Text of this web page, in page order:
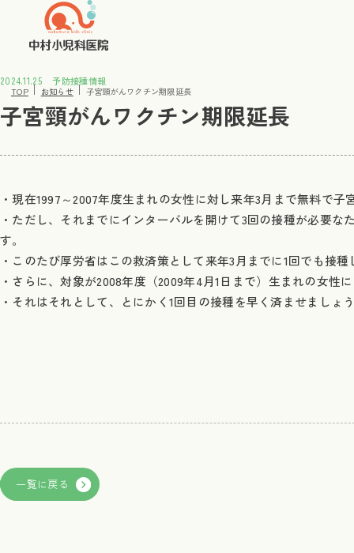
TOP お知らせ 子宮頸がんワクチン期限延長
2024.11.25 予防接種情報
子宮頸がんワクチン期限延長
・現在1997～2007年度生まれの女性に対し来年3月まで無料で
・ただし、それまでにインターバルを開けて3回の接種が必要
す。
・このたび厚労省はこの救済策として来年3月までに1回でも接
・さらに、対象が2008年度（2009年4月1日まで）生まれの女性に
・それはそれとして、とにかく1回目の接種を早く済ませましょう
前の投稿
一覧に戻る